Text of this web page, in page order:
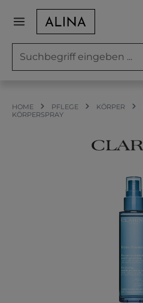
Zum Hauptinhalt springen
HOME PFLEGE KÖRPER
KÖRPERSPRAY
Bildergalerie überspringen